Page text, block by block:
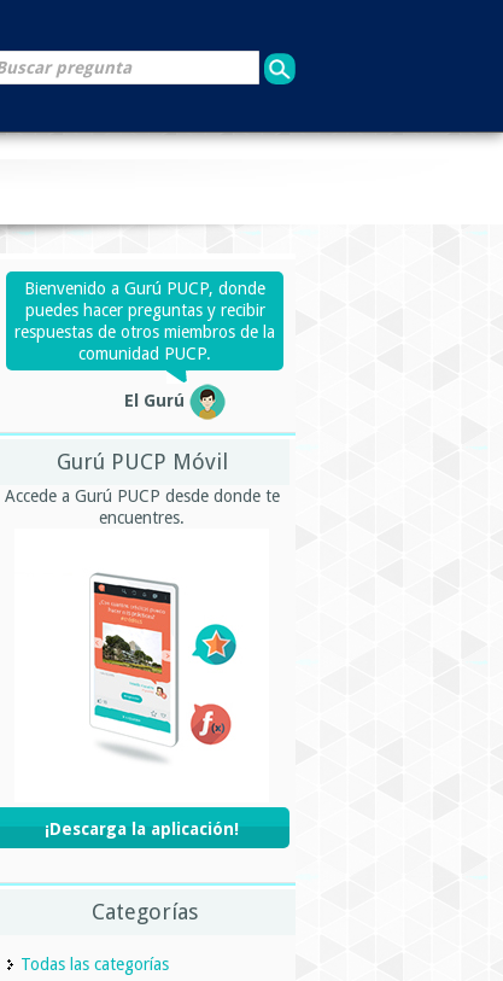
Bienvenido a Gurú PUCP, donde
puedes hacer preguntas y recibir
respuestas de otros miembros de la
comunidad PUCP.
El Gurú
Gurú PUCP Móvil
Accede a Gurú PUCP desde donde te
encuentres.
¡Descarga la aplicación!
Categorías
Todas las categorías